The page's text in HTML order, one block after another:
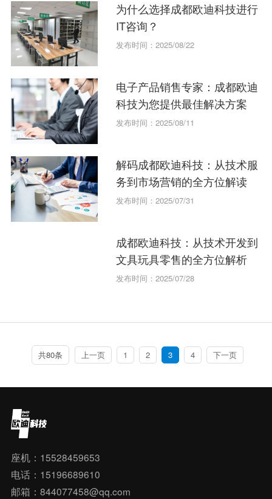
为什么选择成都欧迪科技进行
IT咨询？
发布时间：2025/08/22
电子产品销售专家：成都欧迪
科技为您提供最佳解决方案
发布时间：2025/08/11
解码成都欧迪科技：从技术服
务到市场营销的全方位解读
发布时间：2025/07/31
成都欧迪科技：从技术开发到
文具玩具零售的全方位解析
发布时间：2025/07/28
共80条 上一页 1 2 3 4 下一页
座机：15528459653
电话：15196689610
邮箱：844077458@qq.com